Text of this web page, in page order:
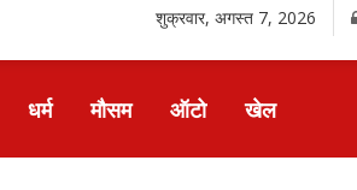
शुक्रवार, अगस्त 7, 2026
धर्म मौसम ऑटो खेल